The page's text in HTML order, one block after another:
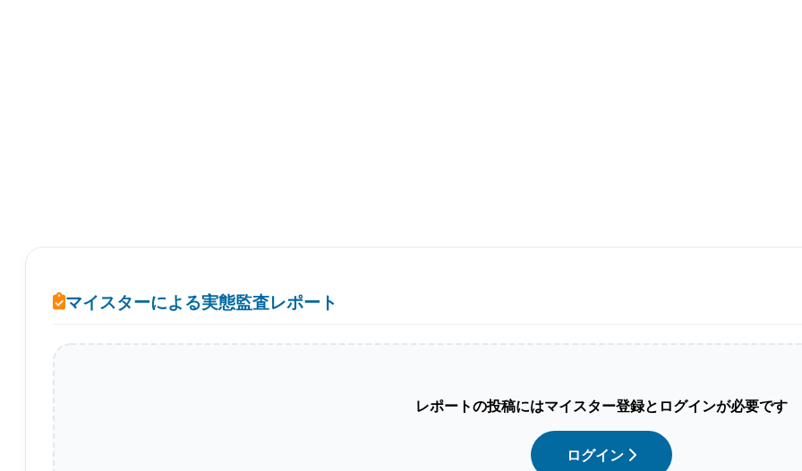
マイスターによる実態監査レポート
レポートの投稿にはマイスター登録とログインが必要です
ログイン